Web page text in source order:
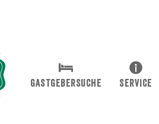
GASTGEBERSUCHE SERVICE